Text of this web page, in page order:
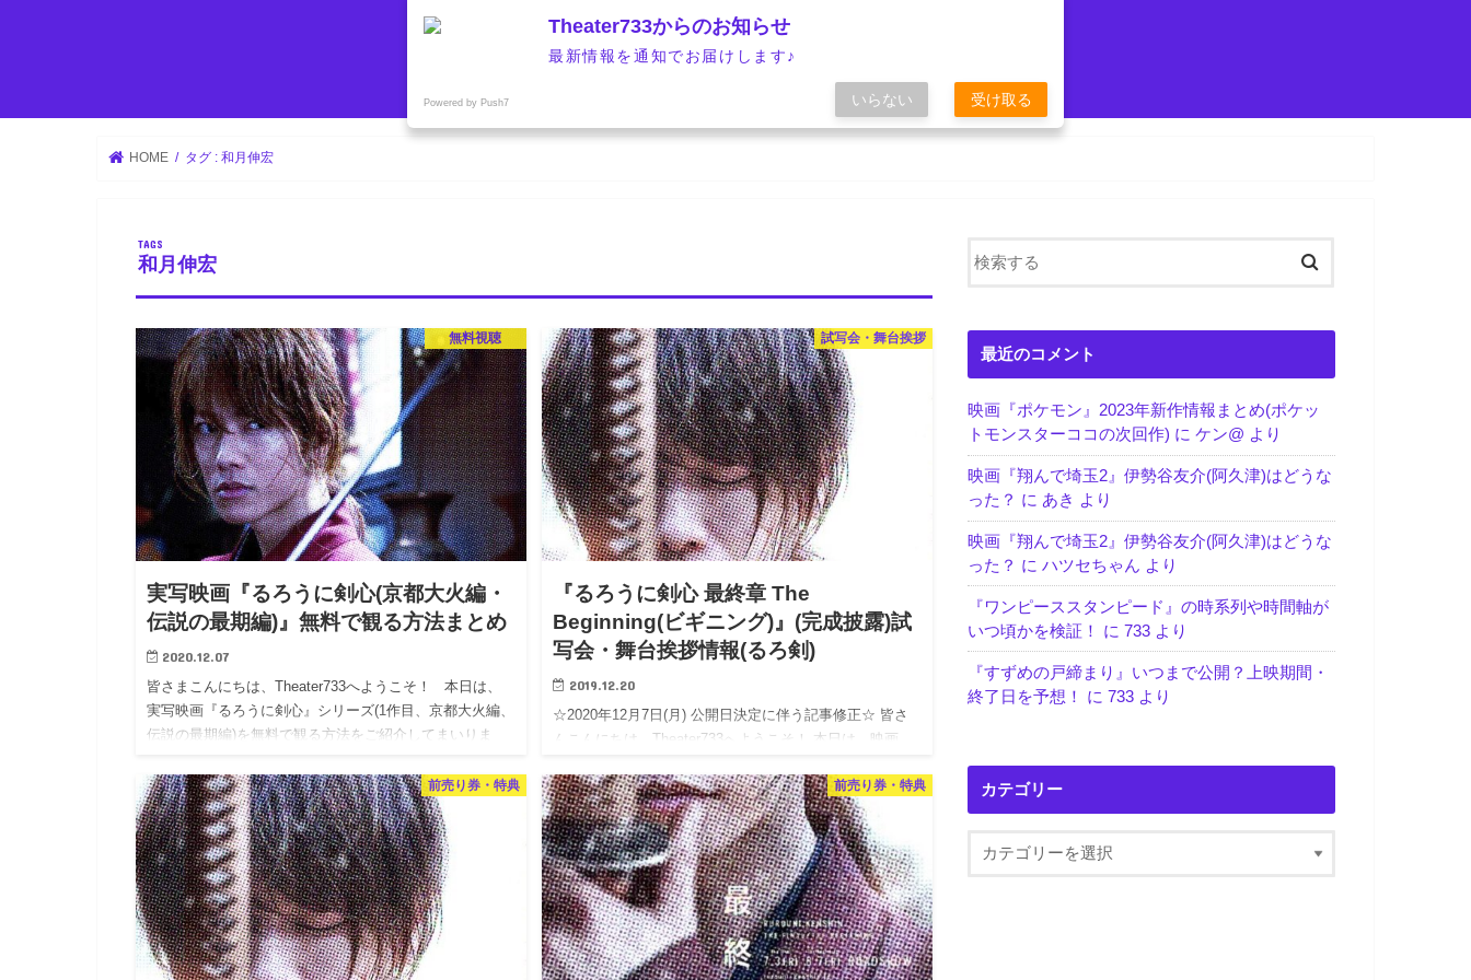
HOME タグ : 和月伸宏
和月伸宏
無料視聴
実写映画『るろうに剣心(京都大火編・
伝説の最期編)』無料で観る方法まとめ
2020.12.07
皆さまこんにちは、Theater733へようこそ！ 本日は、
実写映画『るろうに剣心』シリーズ(1作目、京都大火編、
伝説の最期編)を無料で観る方法をご紹介してまいりま
試写会・舞台挨拶
『るろうに剣心 最終章 The
Beginning(ビギニング)』(完成披露)試
写会・舞台挨拶情報(るろ剣)
2019.12.20
☆2020年12月7日(月) 公開日決定に伴う記事修正☆ 皆さ
んこんにちは、Theater733へようこそ！ 本日は、映画
写会情報＆舞台挨拶の情報をお…
前売り券・特典 前売り券・特典
最近のコメント
映画『ポケモン』2023年新作情報まとめ(ポケッ
トモンスターココの次回作) に ケン@ より
映画『翔んで埼玉2』伊勢谷友介(阿久津)はどうな
った？ に あき より
映画『翔んで埼玉2』伊勢谷友介(阿久津)はどうな
った？ に ハツセちゃん より
『ワンピーススタンピード』の時系列や時間軸が
いつ頃かを検証！
に 733 より
『すずめの戸締まり』いつまで公開？上映期間・
終了日を予想！
に 733 より
カテゴリー
Theater733からのお知らせ
最新情報を通知でお届けします♪
Powered by Push7 いらない 受け取る